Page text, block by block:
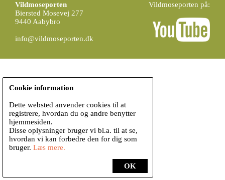
Vildmoseporten
Biersted Mosevej 277
9440 Aabybro
info@vildmoseporten.dk
Vildmoseporten på:
OK
Cookie information
Dette websted anvender cookies til at
registrere, hvordan du og andre benytter
hjemmesiden.
Disse oplysninger bruger vi bl.a. til at se,
hvordan vi kan forbedre den for dig som
bruger. Læs mere.